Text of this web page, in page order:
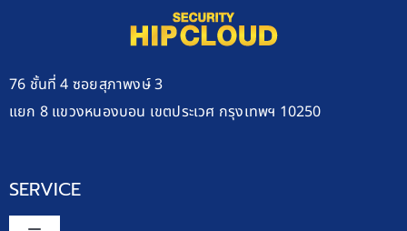
76 ชั้นที่ 4 ซอยสุภาพงษ์ 3
แยก 8 แขวงหนองบอน เขตประเวศ กรุงเทพฯ 10250
SERVICE